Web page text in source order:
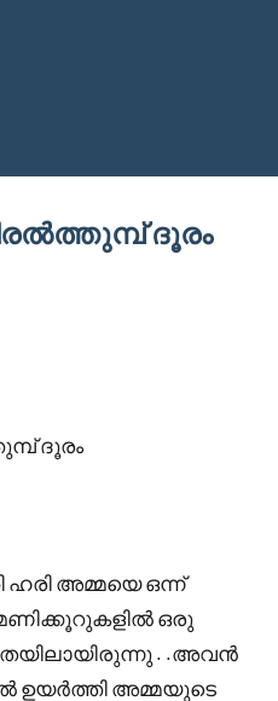
ദൂരം
ദൂരം
അമ്മയെ ഒന്ന്
ഒരു
. .അവൻ
ഉയർത്തി അമ്മയുടെ